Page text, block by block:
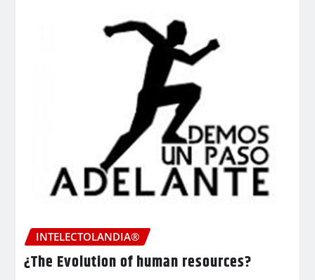
INTELECTOLANDIA®
¿The Evolution of human resources?